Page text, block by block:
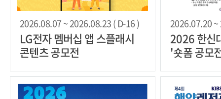
2026.08.07 ~ 2026.08.23 ( D-16 )
LG전자 멤버십 앱 스플래시
콘텐츠 공모전
2026.07.20 ~
2026 한신
'숏폼 공모